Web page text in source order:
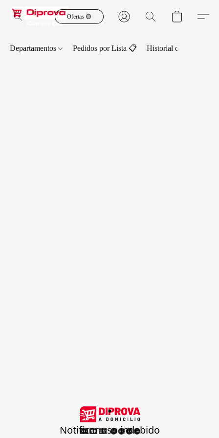
Ofertas 🟡
Departamentos Pedidos por Lista 📋 Historial de Pedidos
.
Notificar uso indebido